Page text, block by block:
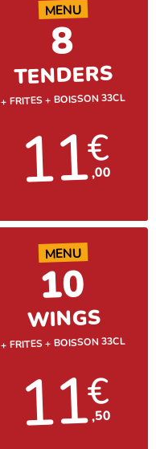
MENU
8
TENDERS
+ FRITES + BOISSON 33CL
11€
,00
MENU
10
WINGS
+ FRITES + BOISSON 33CL
11€
,50